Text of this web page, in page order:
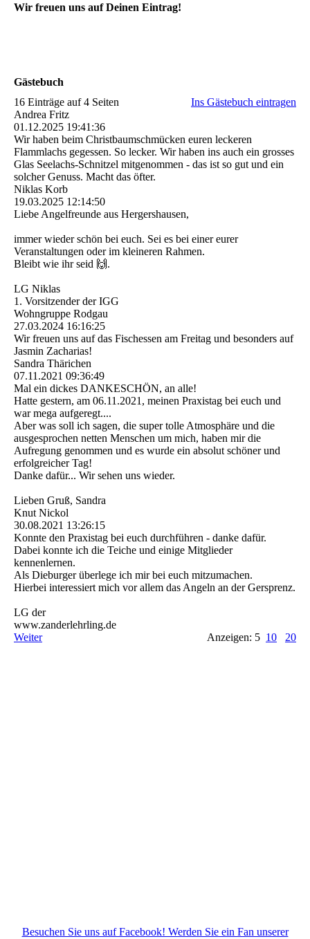
Wir freuen uns auf Deinen Eintrag!
Gästebuch
16 Einträge auf 4 Seiten
Ins Gästebuch eintragen
Andrea Fritz
01.12.2025 19:41:36
Wir haben beim Christbaumschmücken euren leckeren
Flammlachs gegessen. So lecker. Wir haben ins auch ein grosses
Glas Seelachs-Schnitzel mitgenommen - das ist so gut und ein
solcher Genuss. Macht das öfter.
Niklas Korb
19.03.2025 12:14:50
Liebe Angelfreunde aus Hergershausen,
immer wieder schön bei euch. Sei es bei einer eurer
Veranstaltungen oder im kleineren Rahmen.
Bleibt wie ihr seid 🙌.
LG Niklas
1. Vorsitzender der IGG
Wohngruppe Rodgau
27.03.2024 16:16:25
Wir freuen uns auf das Fischessen am Freitag und besonders auf
Jasmin Zacharias!
Sandra Thärichen
07.11.2021 09:36:49
Mal ein dickes DANKESCHÖN, an alle!
Hatte gestern, am 06.11.2021, meinen Praxistag bei euch und
war mega aufgeregt....
Aber was soll ich sagen, die super tolle Atmosphäre und die
ausgesprochen netten Menschen um mich, haben mir die
Aufregung genommen und es wurde ein absolut schöner und
erfolgreicher Tag!
Danke dafür... Wir sehen uns wieder.
Lieben Gruß, Sandra
Knut Nickol
30.08.2021 13:26:15
Konnte den Praxistag bei euch durchführen - danke dafür.
Dabei konnte ich die Teiche und einige Mitglieder
kennenlernen.
Als Dieburger überlege ich mir bei euch mitzumachen.
Hierbei interessiert mich vor allem das Angeln an der Gersprenz.
LG der
www.zanderlehrling.de
Weiter
Anzeigen: 5 10 20
Besuchen Sie uns auf Facebook! Werden Sie ein Fan unserer